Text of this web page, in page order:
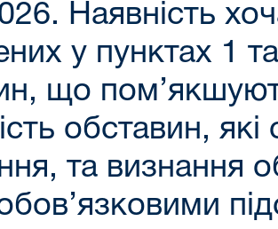
Наявність
у пунктах 1
що
обставин,
та визнання